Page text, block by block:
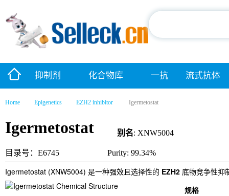
抑制剂 化合物库 一抗 流式抗体
Home Epigenetics EZH2 inhibitor Igermetostat
Igermetostat 别名: XNW5004
目录号：E6745 Purity: 99.34%
Igermetostat (XNW5004) 是一种强效且选择性的 EZH2 底物竞争性抑
规格